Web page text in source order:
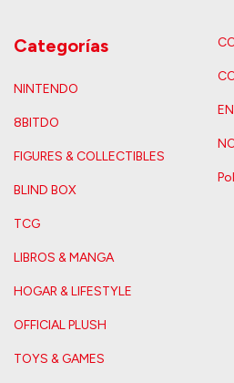
Categorías
NINTENDO
8BITDO
FIGURES & COLLECTIBLES
BLIND BOX
TCG
LIBROS & MANGA
HOGAR & LIFESTYLE
OFFICIAL PLUSH
TOYS & GAMES